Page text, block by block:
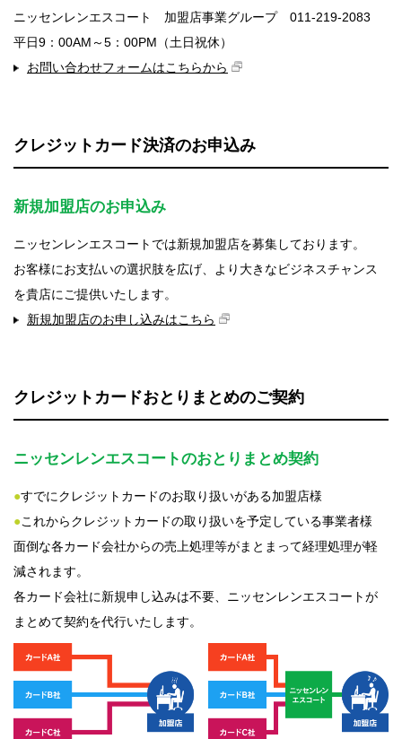
ニッセンレンエスコート 加盟店事業グループ 011-219-2083
平日9：00AM～5：00PM（土日祝休）
お問い合わせフォームはこちらから
クレジットカード決済のお申込み
新規加盟店のお申込み
ニッセンレンエスコートでは新規加盟店を募集しております。
お客様にお支払いの選択肢を広げ、より大きなビジネスチャンス
を貴店にご提供いたします。
新規加盟店のお申し込みはこちら
クレジットカードおとりまとめのご契約
ニッセンレンエスコートのおとりまとめ契約
●すでにクレジットカードのお取り扱いがある加盟店様
●これからクレジットカードの取り扱いを予定している事業者様
面倒な各カード会社からの売上処理等がまとまって経理処理が軽
減されます。
各カード会社に新規申し込みは不要、ニッセンレンエスコートが
まとめて契約を代行いたします。